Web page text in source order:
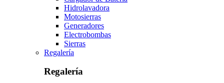
Hidrolavadora
Motosierras
Generadores
Electrobombas
Sierras
Regalería
Regalería